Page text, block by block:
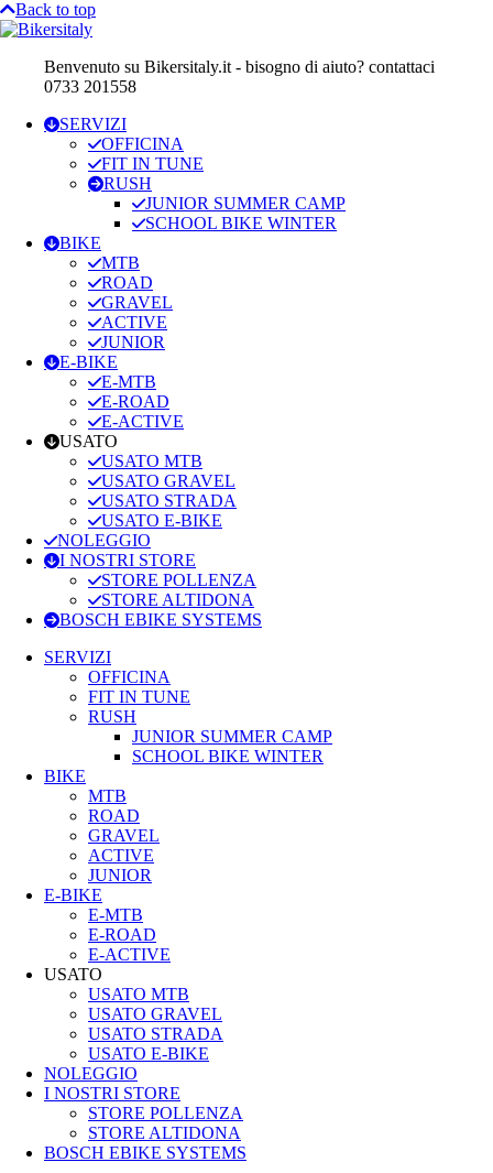
Back to top
Benvenuto su Bikersitaly.it - bisogno di aiuto? contattaci
0733 201558
SERVIZI
OFFICINA
FIT IN TUNE
RUSH
JUNIOR SUMMER CAMP
SCHOOL BIKE WINTER
BIKE
MTB
ROAD
GRAVEL
ACTIVE
JUNIOR
E-BIKE
E-MTB
E-ROAD
E-ACTIVE
USATO
USATO MTB
USATO GRAVEL
USATO STRADA
USATO E-BIKE
NOLEGGIO
I NOSTRI STORE
STORE POLLENZA
STORE ALTIDONA
BOSCH EBIKE SYSTEMS
SERVIZI
OFFICINA
FIT IN TUNE
RUSH
JUNIOR SUMMER CAMP
SCHOOL BIKE WINTER
BIKE
MTB
ROAD
GRAVEL
ACTIVE
JUNIOR
E-BIKE
E-MTB
E-ROAD
E-ACTIVE
USATO
USATO MTB
USATO GRAVEL
USATO STRADA
USATO E-BIKE
NOLEGGIO
I NOSTRI STORE
STORE POLLENZA
STORE ALTIDONA
BOSCH EBIKE SYSTEMS